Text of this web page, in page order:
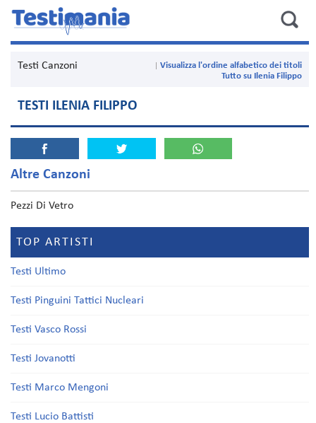
Testi Canzoni
Visualizza l'ordine alfabetico dei titoli
Tutto su Ilenia Filippo
TESTI ILENIA FILIPPO
Altre Canzoni
Pezzi Di Vetro
TOP ARTISTI
Testi Ultimo
Testi Pinguini Tattici Nucleari
Testi Vasco Rossi
Testi Jovanotti
Testi Marco Mengoni
Testi Lucio Battisti